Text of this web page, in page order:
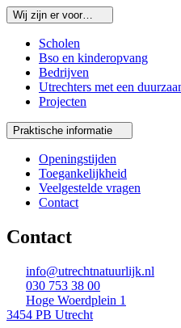
Wij zijn er voor…
Scholen
Bso en kinderopvang
Bedrijven
Utrechters met een
Projecten
Praktische informatie
Openingstijden
Toegankelijkheid
Veelgestelde vragen
Contact
Contact
info@utrechtnatuurlijk.nl
030 753 38 00
Hoge Woerdplein 1
3454 PB Utrecht